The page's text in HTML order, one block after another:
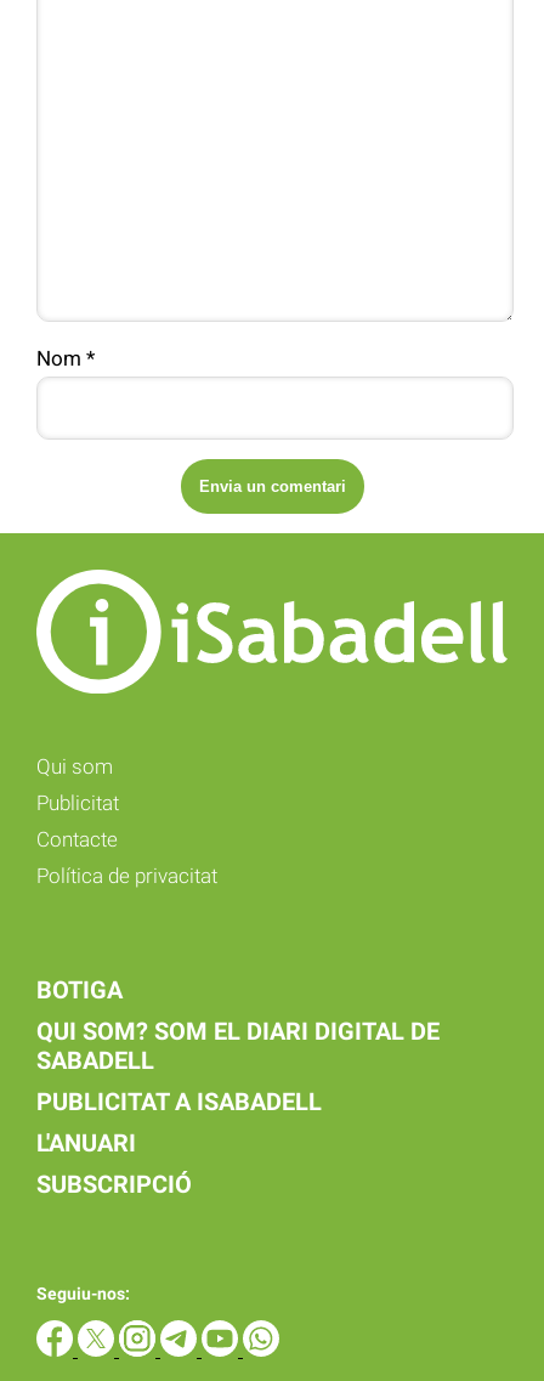
Nom *
Qui som
Publicitat
Contacte
Política de privacitat
BOTIGA
QUI SOM? SOM EL DIARI DIGITAL DE
SABADELL
PUBLICITAT A ISABADELL
L'ANUARI
SUBSCRIPCIÓ
Seguiu-nos: